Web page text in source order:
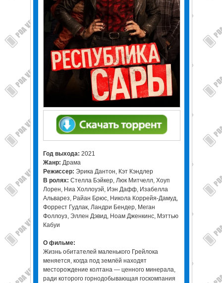
Год выхода: 2021
Жанр: Драма
Режиссер: Эрика Дантон, Кэт Кэндлер
В ролях: Стелла Бэйкер, Люк Митчелл, Хоуп
Лорен, Ниа Холлоуэй, Иэн Дафф, Изабелла
Альварез, Райан Брюс, Никола Коррейя-Дамуд,
Форрест Гудлак, Ландри Бендер, Меган
Фоллоуз, Эллен Дэвид, Ноам Дженкинс, Мэттью
Кабуи
О фильме:
Жизнь обитателей маленького Грейлока
меняется, когда под землёй находят
месторождение колтана — ценного минерала,
ради которого горнодобывающая госкомпания